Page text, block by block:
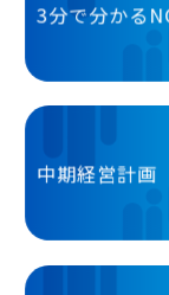
3分で分かる
中期経営計画